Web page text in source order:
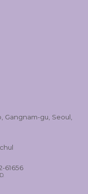
Gangnam-gu, Seoul,
61656